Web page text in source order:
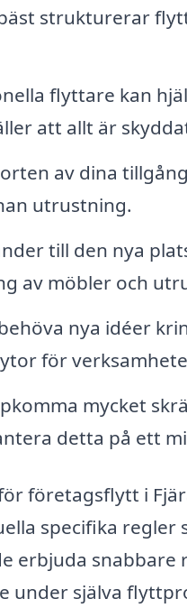
strukturerar
flyttare kan
att allt är
av dina
utrustning.
till den nya
av möbler och
nya idéer
för
mycket
detta på ett
företagsflytt i
specifika regler
erbjuda snabbare
under själva